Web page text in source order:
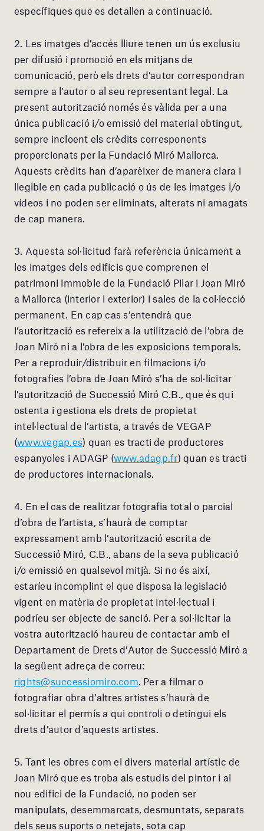
específiques que es detallen a continuació.
2. Les imatges d’accés lliure tenen un ús exclusiu
per difusió i promoció en els mitjans de
comunicació, però els drets d’autor correspondran
sempre a l’autor o al seu representant legal. La
present autorització només és vàlida per a una
única publicació i/o emissió del material obtingut,
sempre incloent els crèdits corresponents
proporcionats per la Fundació Miró Mallorca.
Aquests crèdits han d’aparèixer de manera clara i
llegible en cada publicació o ús de les imatges i/o
vídeos i no poden ser eliminats, alterats ni amagats
de cap manera.
3. Aquesta sol·licitud farà referència únicament a
les imatges dels edificis que comprenen el
patrimoni immoble de la Fundació Pilar i Joan Miró
a Mallorca (interior i exterior) i sales de la col·lecció
permanent. En cap cas s’entendrà que
l’autorització es refereix a la utilització de l’obra de
Joan Miró ni a l’obra de les exposicions temporals.
Per a reproduir/distribuir en filmacions i/o
fotografies l’obra de Joan Miró s’ha de sol·licitar
l’autorització de Successió Miró C.B., que és qui
ostenta i gestiona els drets de propietat
intel·lectual de l’artista, a través de VEGAP
(www.vegap.es) quan es tracti de productores
espanyoles i ADAGP (www.adagp.fr) quan es tracti
de productores internacionals.
4. En el cas de realitzar fotografia total o parcial
d’obra de l’artista, s’haurà de comptar
expressament amb l’autorització escrita de
Successió Miró, C.B., abans de la seva publicació
i/o emissió en qualsevol mitjà. Si no és així,
estaríeu incomplint el que disposa la legislació
vigent en matèria de propietat intel·lectual i
podríeu ser objecte de sanció. Per a sol·licitar la
vostra autorització haureu de contactar amb el
Departament de Drets d’Autor de Successió Miró a
la següent adreça de correu:
rights@successiomiro.com . Per a filmar o
fotografiar obra d’altres artistes s’haurà de
sol·licitar el permís a qui controli o detingui els
drets d’autor d’aquests artistes.
5. Tant les obres com el divers material artístic de
Joan Miró que es troba als estudis del pintor i al
nou edifici de la Fundació, no poden ser
manipulats, desemmarcats, desmuntats, separats
dels seus suports o netejats, sota cap